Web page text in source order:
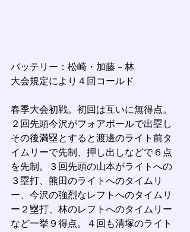
バッテリー：松崎・加藤－林
大会規定により４回コールド
春季大会初戦。初回は互いに無得点。
２回先頭今沢がフォアボールで出塁し
その後満塁とすると渡邊のライト前タ
イムリーで先制、押し出しなどで６点
を先制。３回先頭の山本がライトへの
３塁打、熊田のライトへのタイムリ
ー、今沢の強烈なレフトへのタイムリ
ー２塁打、林のレフトへのタイムリー
など一挙９得点。４回も清塚のライト